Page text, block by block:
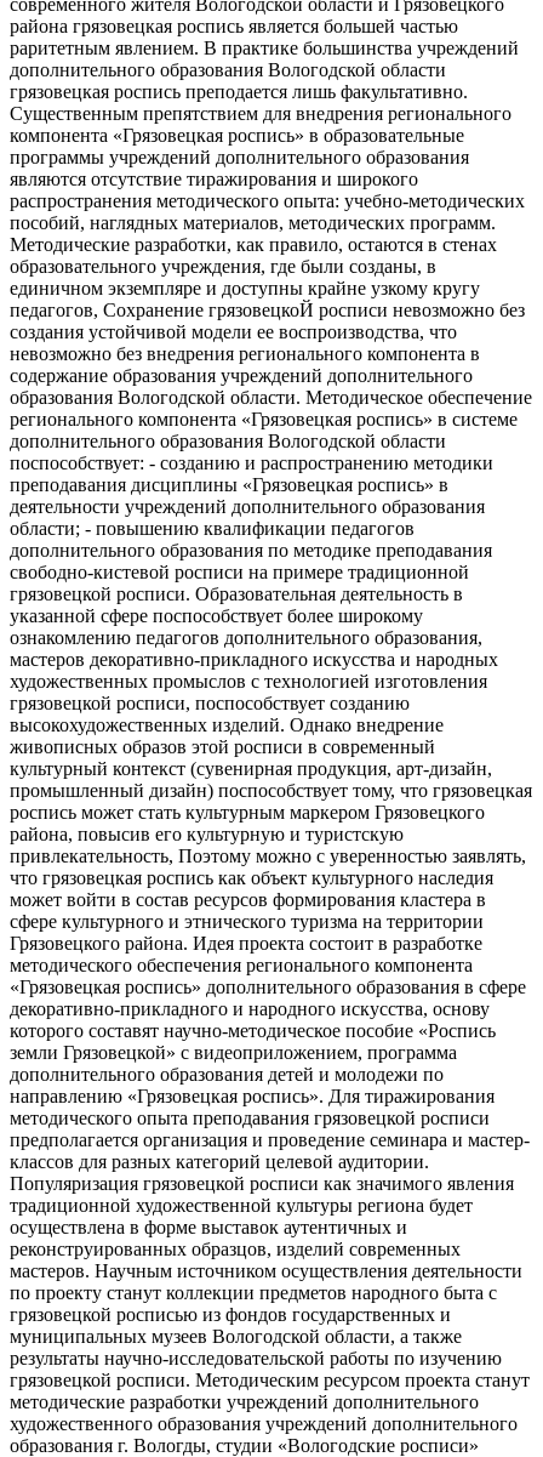
района грязовецкая роспись является большей частью
раритетным явлением. В практике большинства учреждений
дополнительного образования Вологодской области
грязовецкая роспись преподается лишь факультативно.
Существенным препятствием для внедрения регионального
компонента «Грязовецкая роспись» в образовательные
программы учреждений дополнительного образования
являются отсутствие тиражирования и широкого
распространения методического опыта: учебно-методических
пособий, наглядных материалов, методических программ.
Методические разработки, как правило, остаются в стенах
образовательного учреждения, где были созданы, в
единичном экземпляре и доступны крайне узкому кругу
педагогов, Сохранение грязовецкоЙ росписи невозможно без
создания устойчивой модели ее воспроизводства, что
невозможно без внедрения регионального компонента в
содержание образования учреждений дополнительного
образования Вологодской области. Методическое обеспечение
регионального компонента «Грязовецкая роспись» в системе
дополнительного образования Вологодской области
поспособствует: - созданию и распространению методики
преподавания дисциплины «Грязовецкая роспись» в
деятельности учреждений дополнительного образования
области; - повышению квалификации педагогов
дополнительного образования по методике преподавания
свободно-кистевой росписи на примере традиционной
грязовецкой росписи. Образовательная деятельность в
указанной сфере поспособствует более широкому
ознакомлению педагогов дополнительного образования,
мастеров декоративно-прикладного искусства и народных
художественных промыслов с технологией изготовления
грязовецкой росписи, поспособствует созданию
высокохудожественных изделий. Однако внедрение
живописных образов этой росписи в современный
культурный контекст (сувенирная продукция, арт-дизайн,
промышленный дизайн) поспособствует тому, что грязовецкая
роспись может стать культурным маркером Грязовецкого
района, повысив его культурную и туристскую
привлекательность, Поэтому можно с уверенностью заявлять,
что грязовецкая роспись как объект культурного наследия
может войти в состав ресурсов формирования кластера в
сфере культурного и этнического туризма на территории
Грязовецкого района. Идея проекта состоит в разработке
методического обеспечения регионального компонента
«Грязовецкая роспись» дополнительного образования в сфере
декоративно-прикладного и народного искусства, основу
которого составят научно-методическое пособие «Роспись
земли Грязовецкой» с видеоприложением, программа
дополнительного образования детей и молодежи по
направлению «Грязовецкая роспись». Для тиражирования
методического опыта преподавания грязовецкой росписи
предполагается организация и проведение семинара и мастер-
классов для разных категорий целевой аудитории.
Популяризация грязовецкой росписи как значимого явления
традиционной художественной культуры региона будет
осуществлена в форме выставок аутентичных и
реконструированных образцов, изделий современных
мастеров. Научным источником осуществления деятельности
по проекту станут коллекции предметов народного быта с
грязовецкой росписью из фондов государственных и
муниципальных музеев Вологодской области, а также
результаты научно-исследовательской работы по изучению
грязовецкой росписи. Методическим ресурсом проекта станут
методические разработки учреждений дополнительного
художественного образования учреждений дополнительного
образования г. Вологды, студии «Вологодские росписи»